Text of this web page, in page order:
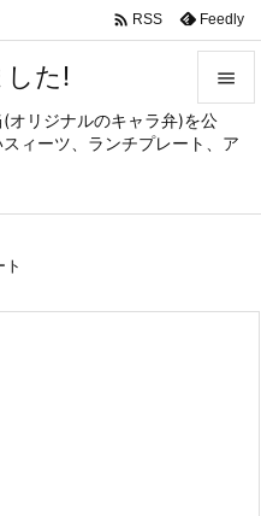
た!
オリジナルのキャラ弁)を公
ィーツ、ランチプレート、ア


メニュ
サイド

 RSS Feedly